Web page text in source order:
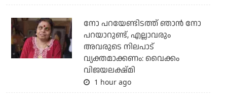
നോ പറയേണ്ടിടത്ത് ഞാൻ നോ
പറയാറുണ്ട്, എല്ലാവരും
അവരുടെ നിലപാട്
വ്യക്തമാക്കണം: വൈക്കം
വിജയലക്ഷ്മി
1 hour ago